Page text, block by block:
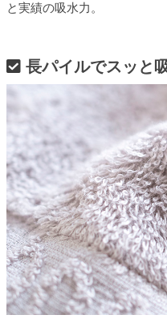
と実績の吸水力。
長パイルでスッと